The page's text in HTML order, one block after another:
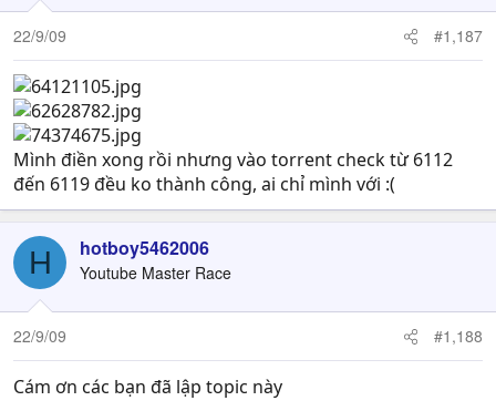
22/9/09 #1,187
Mình điền xong rồi nhưng vào torrent check từ 6112
đến 6119 đều ko thành công, ai chỉ mình với :(
H hotboy5462006
Youtube Master Race
22/9/09 #1,188
Cám ơn các bạn đã lập topic này